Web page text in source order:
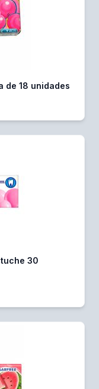
de 18 unidades
30